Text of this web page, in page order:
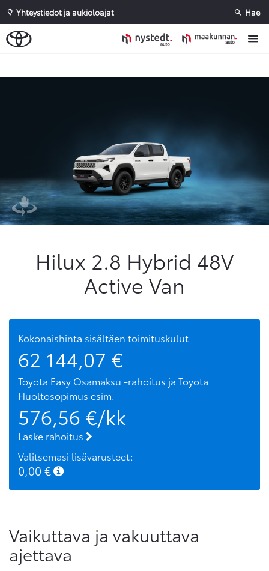
Yhteystiedot ja aukioloajat Hae
Hilux 2.8 Hybrid 48V
Active Van
Kokonaishinta sisältäen toimituskulut
62 144,07 €
Toyota Easy Osamaksu -rahoitus ja Toyota
Huoltosopimus esim.
576,56 €/kk
Laske rahoitus
Valitsemasi lisävarusteet:
0,00 €
Vaikuttava ja vakuuttava
ajettava